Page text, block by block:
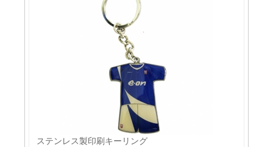
シルク印刷キーチェーン
ステンレス製印刷キーリング